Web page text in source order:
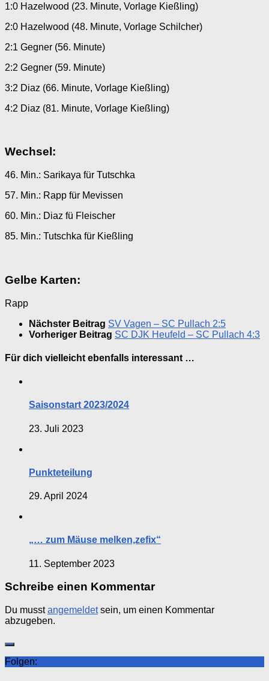
1:0 Hazelwood (23. Minute, Vorlage Kießling)
2:0 Hazelwood (48. Minute, Vorlage Schilcher)
2:1 Gegner (56. Minute)
2:2 Gegner (59. Minute)
3:2 Diaz (66. Minute, Vorlage Kießling)
4:2 Diaz (81. Minute, Vorlage Kießling)
Wechsel:
46. Min.: Sarikaya für Tutschka
57. Min.: Rapp für Mevissen
60. Min.: Diaz fü Fleischer
85. Min.: Tutschka für Kießling
Gelbe Karten:
Rapp
Nächster Beitrag SV Vagen – SC Pullach 2:5
Vorheriger Beitrag SC DJK Heufeld – SC Pullach 4:3
Für dich vielleicht ebenfalls interessant …
Saisonstart 2023/2024
23. Juli 2023
Punkteteilung
29. April 2024
„… zum Mäuse melken,zefix“
11. September 2023
Schreibe einen Kommentar
Du musstangemeldetsein, um einen Kommentar
abzugeben.
Folgen: